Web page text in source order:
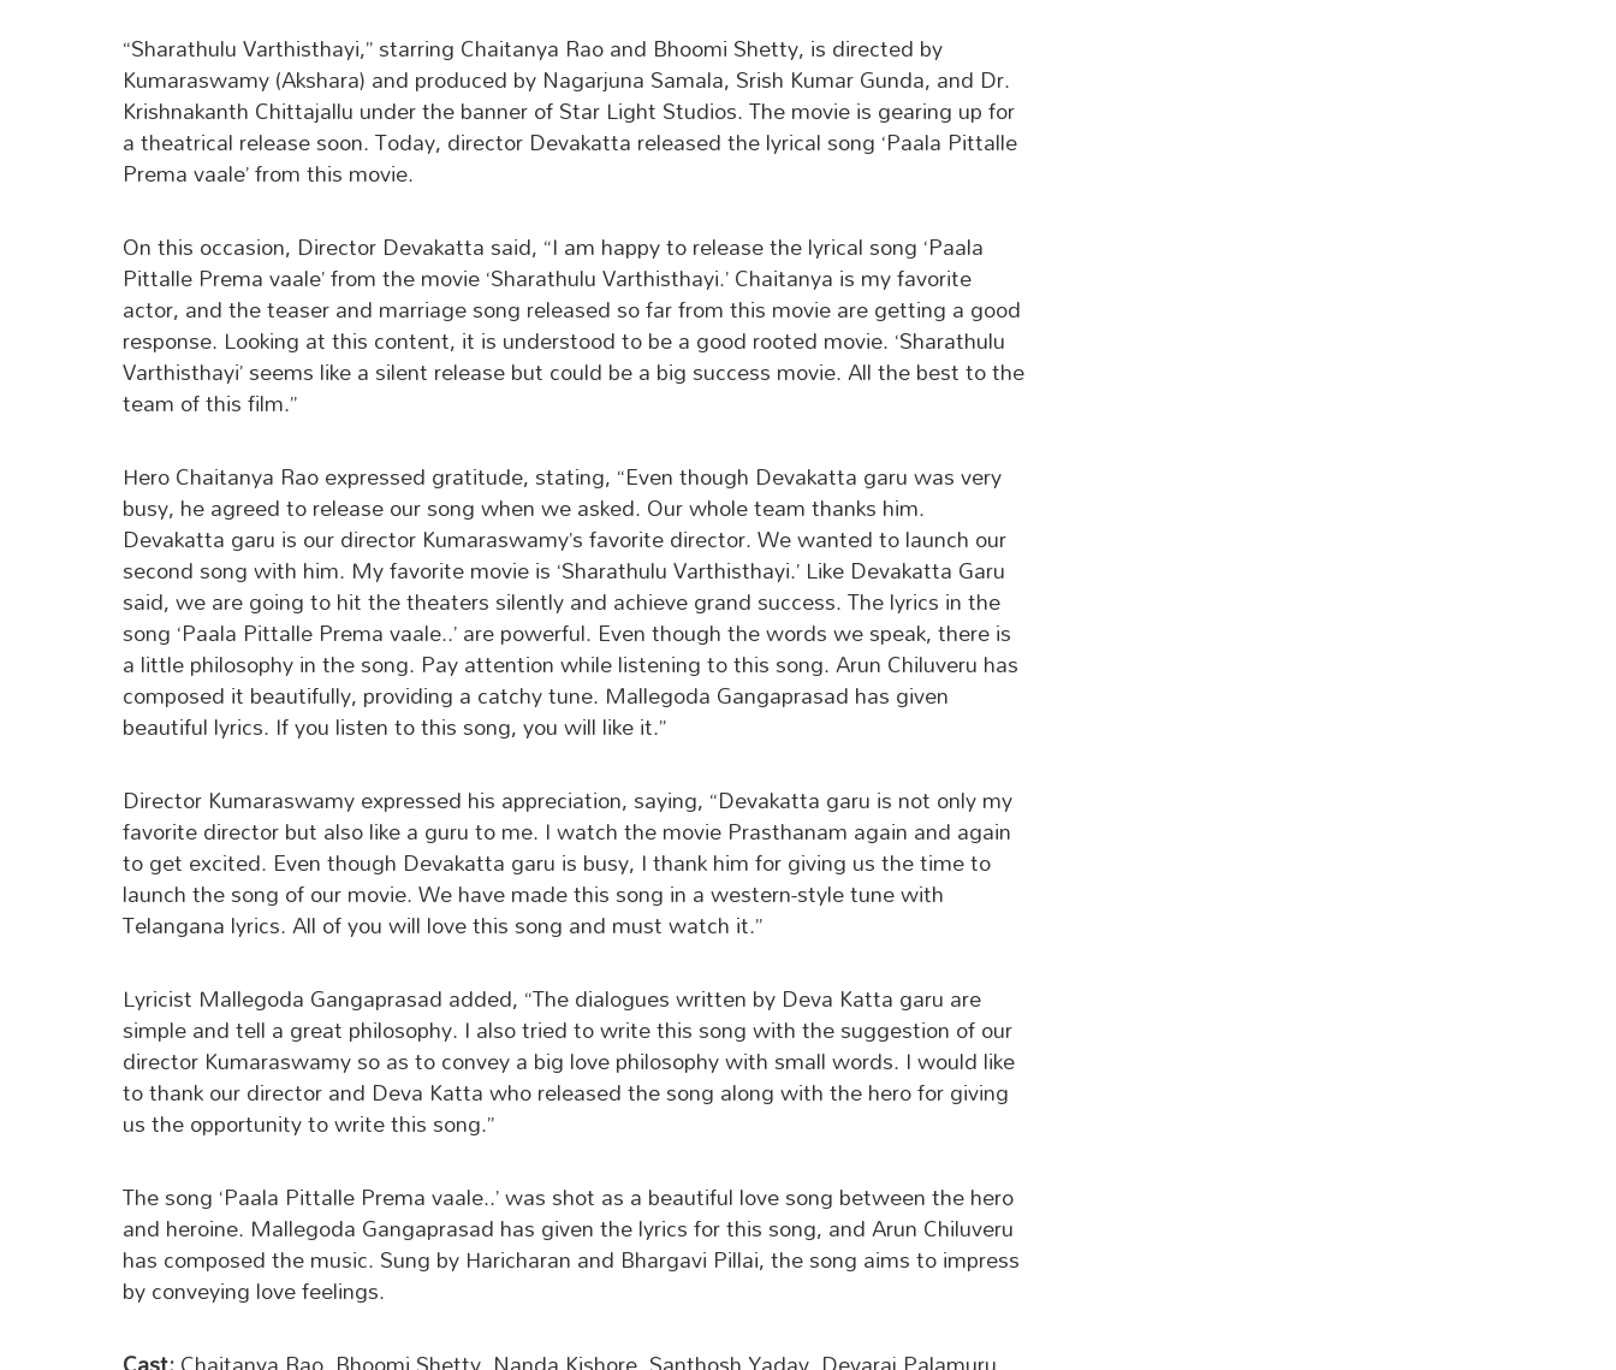
“Sharathulu Varthisthayi,” starring Chaitanya Rao and Bhoomi Shetty, is directed by
Kumaraswamy (Akshara) and produced by Nagarjuna Samala, Srish Kumar Gunda, and Dr.
Krishnakanth Chittajallu under the banner of Star Light Studios. The movie is gearing up for
a theatrical release soon. Today, director Devakatta released the lyrical song ‘Paala Pittalle
Prema vaale’ from this movie.
On this occasion, Director Devakatta said, “I am happy to release the lyrical song ‘Paala
Pittalle Prema vaale’ from the movie ‘Sharathulu Varthisthayi.’ Chaitanya is my favorite
actor, and the teaser and marriage song released so far from this movie are getting a good
response. Looking at this content, it is understood to be a good rooted movie. ‘Sharathulu
Varthisthayi’ seems like a silent release but could be a big success movie. All the best to the
team of this film.”
Hero Chaitanya Rao expressed gratitude, stating, “Even though Devakatta garu was very
busy, he agreed to release our song when we asked. Our whole team thanks him.
Devakatta garu is our director Kumaraswamy’s favorite director. We wanted to launch our
second song with him. My favorite movie is ‘Sharathulu Varthisthayi.’ Like Devakatta Garu
said, we are going to hit the theaters silently and achieve grand success. The lyrics in the
song ‘Paala Pittalle Prema vaale..’ are powerful. Even though the words we speak, there is
a little philosophy in the song. Pay attention while listening to this song. Arun Chiluveru has
composed it beautifully, providing a catchy tune. Mallegoda Gangaprasad has given
beautiful lyrics. If you listen to this song, you will like it.”
Director Kumaraswamy expressed his appreciation, saying, “Devakatta garu is not only my
favorite director but also like a guru to me. I watch the movie Prasthanam again and again
to get excited. Even though Devakatta garu is busy, I thank him for giving us the time to
launch the song of our movie. We have made this song in a western-style tune with
Telangana lyrics. All of you will love this song and must watch it.”
Lyricist Mallegoda Gangaprasad added, “The dialogues written by Deva Katta garu are
simple and tell a great philosophy. I also tried to write this song with the suggestion of our
director Kumaraswamy so as to convey a big love philosophy with small words. I would like
to thank our director and Deva Katta who released the song along with the hero for giving
us the opportunity to write this song.”
The song ‘Paala Pittalle Prema vaale..’ was shot as a beautiful love song between the hero
and heroine. Mallegoda Gangaprasad has given the lyrics for this song, and Arun Chiluveru
has composed the music. Sung by Haricharan and Bhargavi Pillai, the song aims to impress
by conveying love feelings.